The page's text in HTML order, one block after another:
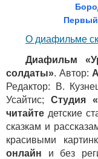
Первый
О диафильме
Диафильм
солдаты». Автор:
Редактор: В.
Усайтис;Студия
читайте детские
сказкам и
красивыми
онлайн и без